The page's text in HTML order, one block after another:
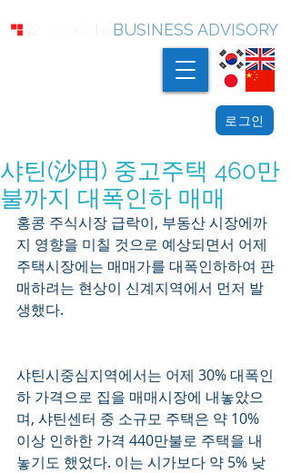
BUSINESS ADVISORY
로그인
샤틴(沙田) 중고주택 460만
불까지 대폭인하 매매
홍콩 주식시장 급락이, 부동산 시장에까
지 영향을 미칠 것으로 예상되면서 어제
주택시장에는 매매가를 대폭인하하여 판
매하려는 현상이 신계지역에서 먼저 발
생했다.
샤틴시중심지역에서는 어제 30% 대폭인
하 가격으로 집을 매매시장에 내놓았으
며, 샤틴센터 중 소규모 주택은 약 10%
이상 인하한 가격 440만불로 주택을 내
놓기도 했었다. 이는 시가보다 약 5% 낮